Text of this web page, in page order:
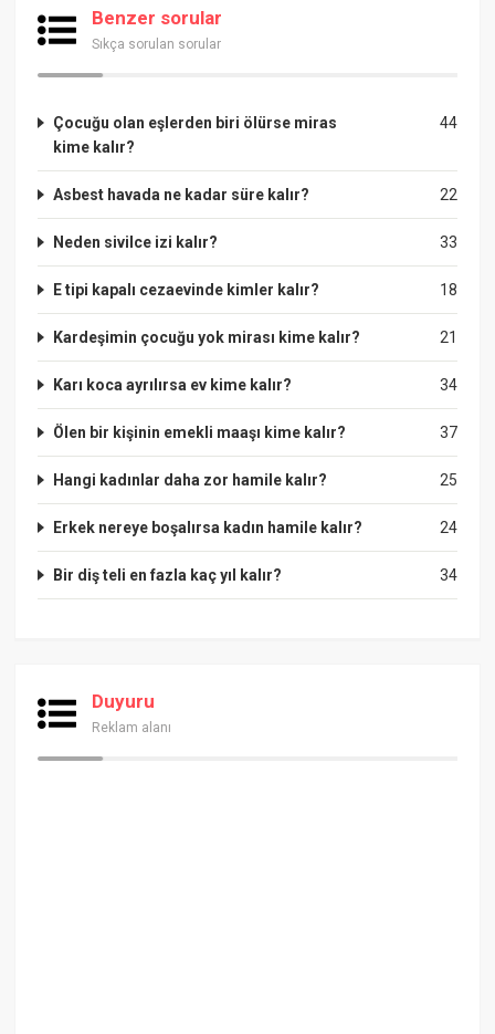
Benzer sorular
Sıkça sorulan sorular
44
Çocuğu olan eşlerden biri ölürse miras
kime kalır?
22
Asbest havada ne kadar süre kalır?
33
Neden sivilce izi kalır?
18
E tipi kapalı cezaevinde kimler kalır?
21
Kardeşimin çocuğu yok mirası kime kalır?
34
Karı koca ayrılırsa ev kime kalır?
37
Ölen bir kişinin emekli maaşı kime kalır?
25
Hangi kadınlar daha zor hamile kalır?
24
Erkek nereye boşalırsa kadın hamile kalır?
34
Bir diş teli en fazla kaç yıl kalır?
Duyuru
Reklam alanı